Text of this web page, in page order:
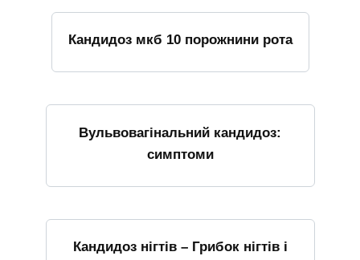
Кандидоз мкб 10 порожнини рота
Вульвовагінальний кандидоз:
симптоми
Кандидоз нігтів – Грибок нігтів і